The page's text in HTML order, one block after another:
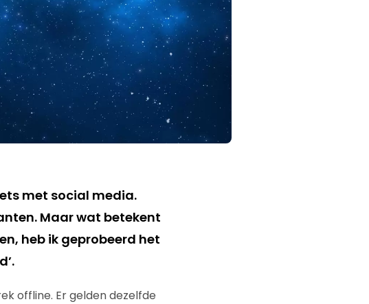
met social media.
Maar wat betekent
heb ik geprobeerd het
offline. Er gelden dezelfde